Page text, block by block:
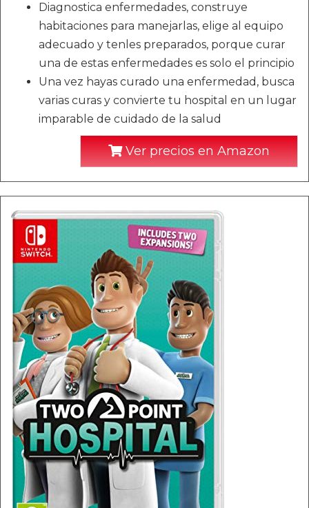
Diagnostica enfermedades, construye
habitaciones para manejarlas, elige al equipo
adecuado y tenles preparados, porque curar
una de estas enfermedades es solo el principio
Una vez hayas curado una enfermedad, busca
varias curas y convierte tu hospital en un lugar
imparable de cuidado de la salud
Ver precios en Amazon